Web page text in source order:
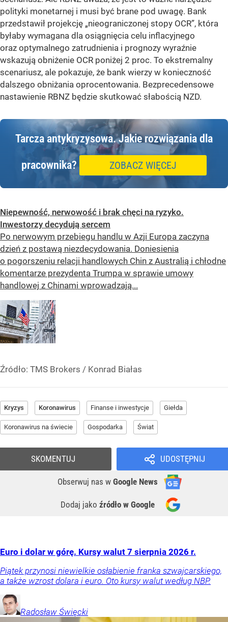
polityki monetarnej i musi być brane pod uwagę. Bank
przedstawił projekcję „nieograniczonej stopy OCR”, która
byłaby wymagana dla osiągnięcia celu inflacyjnego
oraz optymalnego zatrudnienia i prognozy wyraźnie
wskazują obniżenie OCR poniżej 2 proc. To ekstremalny
scenariusz, ale pokazuje, że bank wierzy w konieczność
dalszego obniżania oprocentowania. Bezprecedensowe
nastawienie RBNZ będzie skutkować słabością NZD.
Tarcza antykryzysowa.Jakie rozwiązania dla
pracownika? ZOBACZ WIĘCEJ
Niepewność, nerwowość i brak chęci na ryzyko.
Inwestorzy decydują sercem
Po nerwowym przebiegu handlu w Azji Europa zaczyna
dzień z postawą niezdecydowania. Doniesienia
o pogorszeniu relacji handlowych Chin z Australią i chłodne
komentarze prezydenta Trumpa w sprawie umowy
handlowej z Chinami wprowadzają...
Źródło: TMS Brokers / Konrad Białas
Kryzys Koronawirus Finanse i inwestycje Giełda
Koronawirus na świecie Gospodarka Świat
UDOSTĘPNIJ
Obserwuj nas w Google News
Dodaj jako źródło w Google
SKOMENTUJ
Euro i dolar w górę. Kursy walut 7 sierpnia 2026 r.
Piątek przynosi niewielkie osłabienie franka szwajcarskiego,
a także wzrost dolara i euro. Oto kursy walut według NBP.
Radosław Święcki